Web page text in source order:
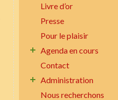
Livre d’or
Presse
Pour le plaisir
Agenda en cours
Contact
Administration
Nous recherchons